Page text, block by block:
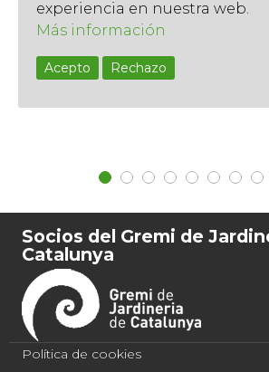
embellece, sino que
Read More
Socios del Gremi de
Catalunya
Política de cookies
experiencia en nuestra web.
Más información
Acepto Rechazo